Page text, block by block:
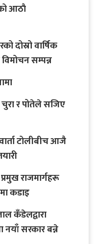
आठाै
दोस्रो वार्षिक
सम्पन्न
र पोतेले सजिए
टोलीबीच आजै
राजमार्गहरू
कडाइ
कँडेलद्वारा
नयाँ सरकार बन्ने